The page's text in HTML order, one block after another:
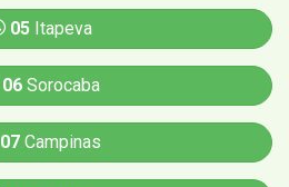
05Itapeva
06Sorocaba
07 Campinas